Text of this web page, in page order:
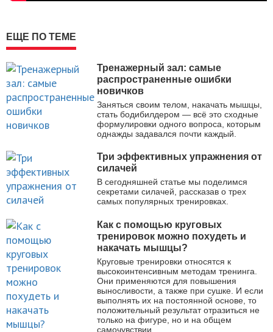
ЕЩЕ ПО ТЕМЕ
Тренажерный зал: самые
распространенные ошибки
новичков
Заняться своим телом, накачать мышцы,
стать бодибилдером — всё это сходные
формулировки одного вопроса, которым
однажды задавался почти каждый.
Три эффективных упражнения от
силачей
В сегодняшней статье мы поделимся
секретами силачей, рассказав о трех
самых популярных тренировках.
Как с помощью круговых
тренировок можно похудеть и
накачать мышцы?
Круговые тренировки относятся к
высокоинтенсивным методам тренинга.
Они применяются для повышения
выносливости, а также при сушке. И если
выполнять их на постоянной основе, то
положительный результат отразиться не
только на фигуре, но и на общем
самочувствии